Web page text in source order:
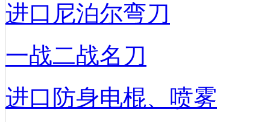
进口尼泊尔弯刀
一战二战名刀
进口防身电棍、喷雾